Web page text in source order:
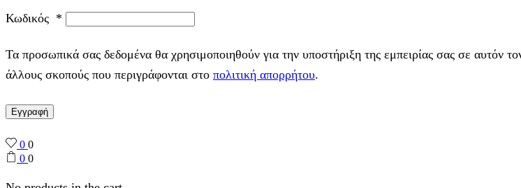
Κωδικός *
Τα προσωπικά σας δεδομένα θα χρησιμοποιηθούν για την υποστήριξη της εμπειρίας σας σε αυτόν
άλλους σκοπούς που περιγράφονται στο πολιτική απορρήτου.
Εγγραφή
0 0
0 0